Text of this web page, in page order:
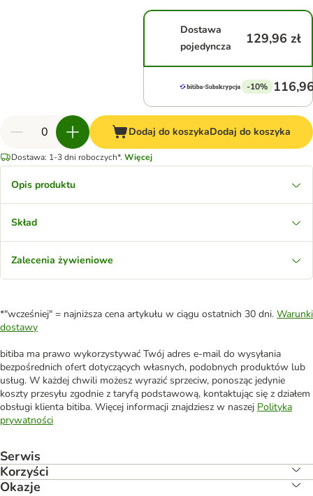
Dostawa
pojedyncza
129,96 zł
-10%
Dodaj do koszykaDodaj do koszyka
Dostawa: 1-3 dni roboczych*. Więcej
Opis produktu
Skład
Zalecenia żywieniowe
*"wcześniej" = najniższa cena artykułu w ciągu ostatnich 30 dni. Warunki
dostawy
bitiba ma prawo wykorzystywać Twój adres e-mail do wysyłania
bezpośrednich ofert dotyczących własnych, podobnych produktów lub
usług. W każdej chwili możesz wyrazić sprzeciw, ponosząc jedynie
koszty przesyłu zgodnie z taryfą podstawową, kontaktując się z działem
obsługi klienta bitiba. Więcej informacji znajdziesz w naszej Polityka
prywatności
Serwis
Korzyści
Okazje